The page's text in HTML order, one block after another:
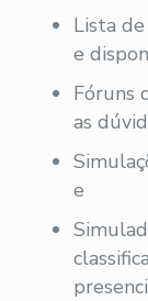
Lista
e
Fóruns
as
e